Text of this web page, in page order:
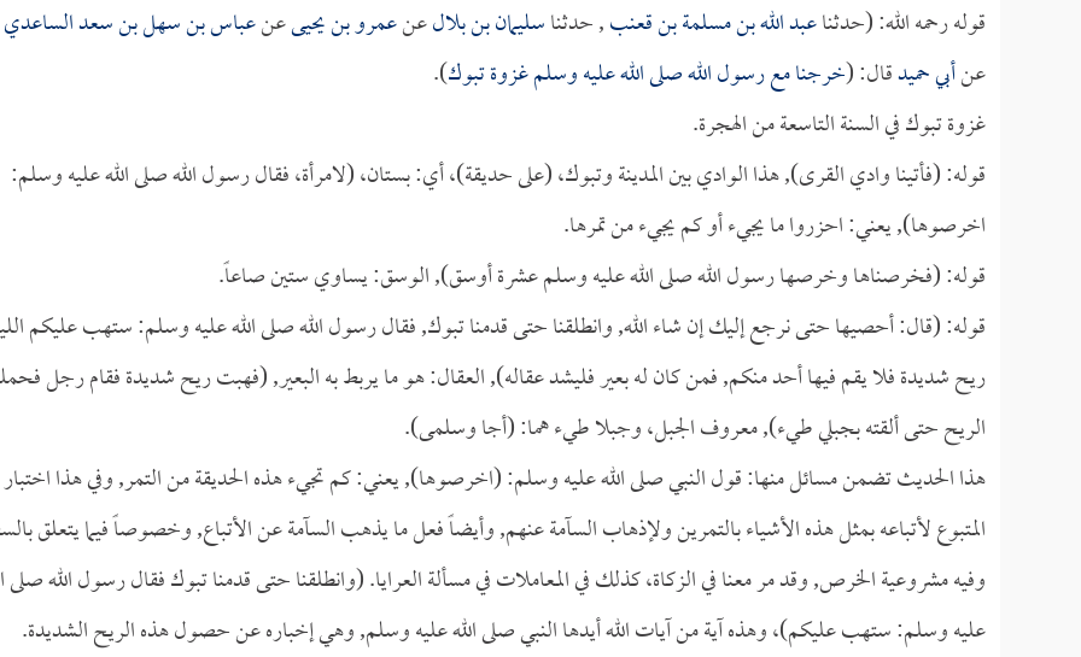
قوله رحمه الله: (حدثناعبد الله بن مسلمة بن قعنب, حدثناسليمان بن بلالعنعمرو بن يحيىعنعباس بن سهل بن سعد الساعدي
عنأبي حميدقال: (خرجنا مع رسول الله صلى الله عليه وسلم غزوة تبوك).
غزوة تبوك في السنة التاسعة من الهجرة.
قوله: (فأتينا وادي القرى), هذا الوادي بين المدينة وتبوك، (على حديقة)، أي: بستان، (لامرأة، فقال رسول الله صلى الله عليه وسلم:
اخرصوها), يعني: احزروا ما يجيء أو كم يجيء من تمرها.
قوله: (فخرصناها وخرصها رسول الله صلى الله عليه وسلم عشرة أوسق), الوسق: يساوي ستين صاعاً.
قوله: (قال: أحصيها حتى نرجع إليك إن شاء الله, وانطلقنا حتى قدمنا تبوك, فقال رسول الله صلى الله عليه وسلم: ستهب عليكم
ريح شديدة فلا يقم فيها أحد منكم, فمن كان له بعير فليشد عقاله), العقال: هو ما يربط به البعير, (فهبت ريح شديدة فقام رجل
الريح حتى ألقته بجبلي طيء), معروف الجبل، وجبلا طيء هما: (أجا وسلمى).
هذا الحديث تضمن مسائل منها: قول النبي صلى الله عليه وسلم: (اخرصوها), يعني: كم تجيء هذه الحديقة من التمر, وفي هذا اختبار
المتبوع لأتباعه بمثل هذه الأشياء بالتمرين ولإذهاب السآمة عنهم, وأيضاً فعل ما يذهب السآمة عن الأتباع, وخصوصاً فيما يتعلق
وفيه مشروعية الخرص, وقد مر معنا في الزكاة، كذلك في المعاملات في مسألة العرايا. (وانطلقنا حتى قدمنا تبوك فقال رسول الله صلى
عليه وسلم: ستهب عليكم)، وهذه آية من آيات الله أيدها النبي صلى الله عليه وسلم, وهي إخباره عن حصول هذه الريح الشديدة.